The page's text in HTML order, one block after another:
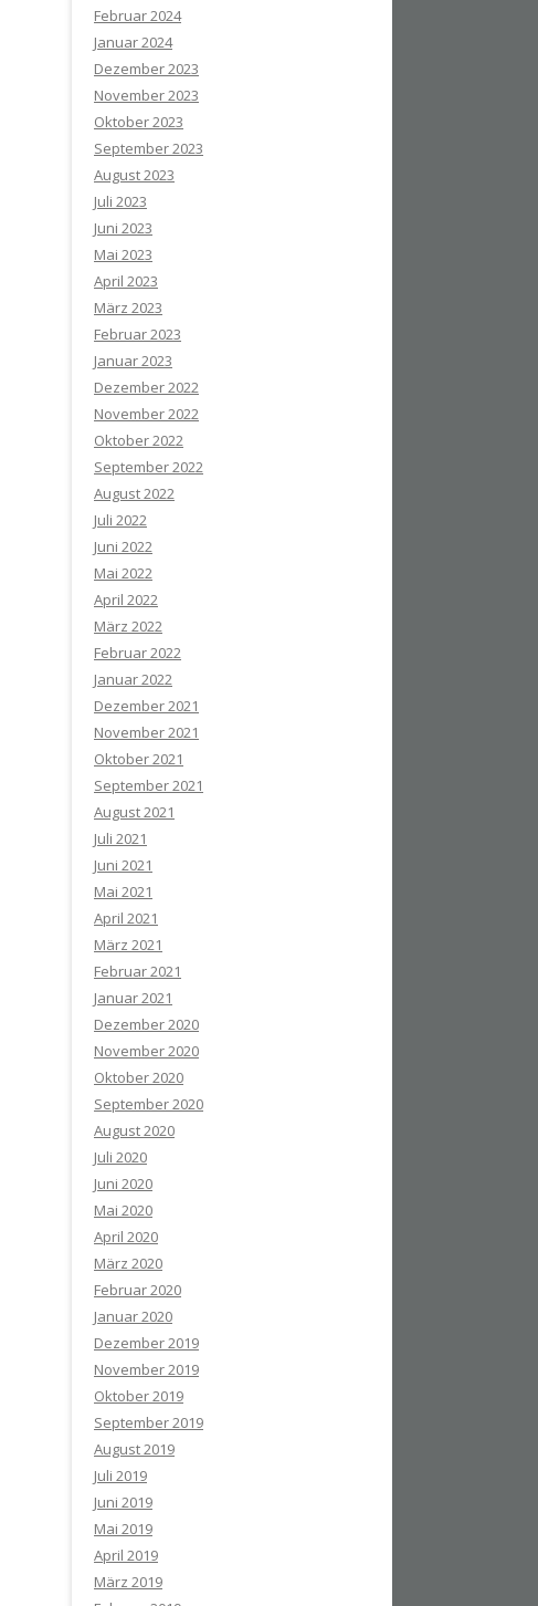
Februar 2024
Januar 2024
Dezember 2023
November 2023
Oktober 2023
September 2023
August 2023
Juli 2023
Juni 2023
Mai 2023
April 2023
März 2023
Februar 2023
Januar 2023
Dezember 2022
November 2022
Oktober 2022
September 2022
August 2022
Juli 2022
Juni 2022
Mai 2022
April 2022
März 2022
Februar 2022
Januar 2022
Dezember 2021
November 2021
Oktober 2021
September 2021
August 2021
Juli 2021
Juni 2021
Mai 2021
April 2021
März 2021
Februar 2021
Januar 2021
Dezember 2020
November 2020
Oktober 2020
September 2020
August 2020
Juli 2020
Juni 2020
Mai 2020
April 2020
März 2020
Februar 2020
Januar 2020
Dezember 2019
November 2019
Oktober 2019
September 2019
August 2019
Juli 2019
Juni 2019
Mai 2019
April 2019
März 2019